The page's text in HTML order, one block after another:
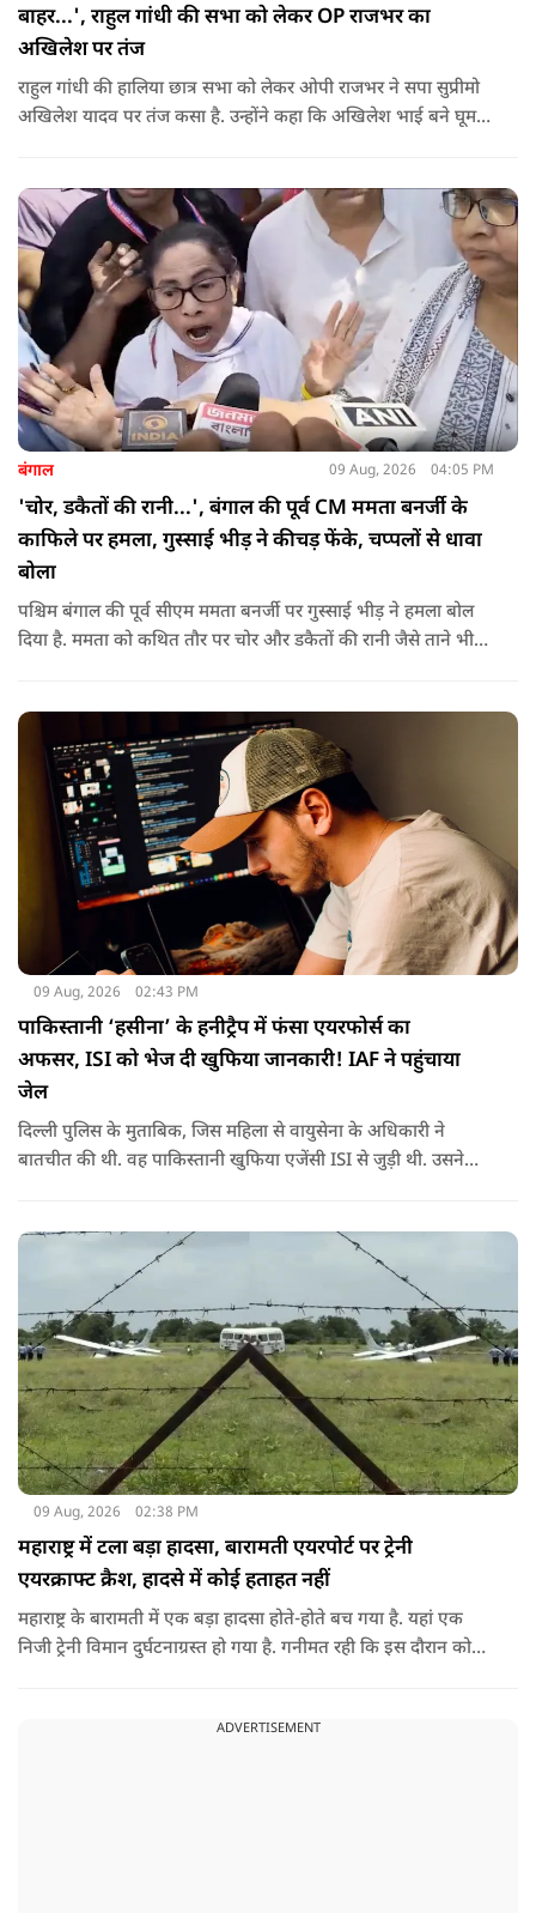
बाहर...', राहुल गांधी की सभा को लेकर OP राजभर का
अखिलेश पर तंज
राहुल गांधी की हालिया छात्र सभा को लेकर ओपी राजभर ने सपा सुप्रीमो
अखिलेश यादव पर तंज कसा है. उन्होंने कहा कि अखिलेश भाई बने घूम
बंगाल 09 Aug, 2026 04:05 PM
'चोर, डकैतों की रानी...', बंगाल की पूर्व CM ममता बनर्जी के
काफिले पर हमला, गुस्साई भीड़ ने कीचड़ फेंके, चप्पलों से धावा
बोला
पश्चिम बंगाल की पूर्व सीएम ममता बनर्जी पर गुस्साई भीड़ ने हमला बोल
दिया है. ममता को कथित तौर पर चोर और डकैतों की रानी जैसे ताने भी
09 Aug, 2026 02:43 PM
पाकिस्तानी ‘हसीना’ के हनीट्रैप में फंसा एयरफोर्स का
अफसर, ISI को भेज दी खुफिया जानकारी! IAF ने पहुंचाया
जेल
दिल्ली पुलिस के मुताबिक, जिस महिला से वायुसेना के अधिकारी ने
बातचीत की थी. वह पाकिस्तानी खुफिया एजेंसी ISI से जुड़ी थी. उसने
09 Aug, 2026 02:38 PM
महाराष्ट्र में टला बड़ा हादसा, बारामती एयरपोर्ट पर ट्रेनी
एयरक्राफ्ट क्रैश, हादसे में कोई हताहत नहीं
महाराष्ट्र के बारामती में एक बड़ा हादसा होते-होते बच गया है. यहां एक
निजी ट्रेनी विमान दुर्घटनाग्रस्त हो गया है. गनीमत रही कि इस दौरान कोई
ADVERTISEMENT